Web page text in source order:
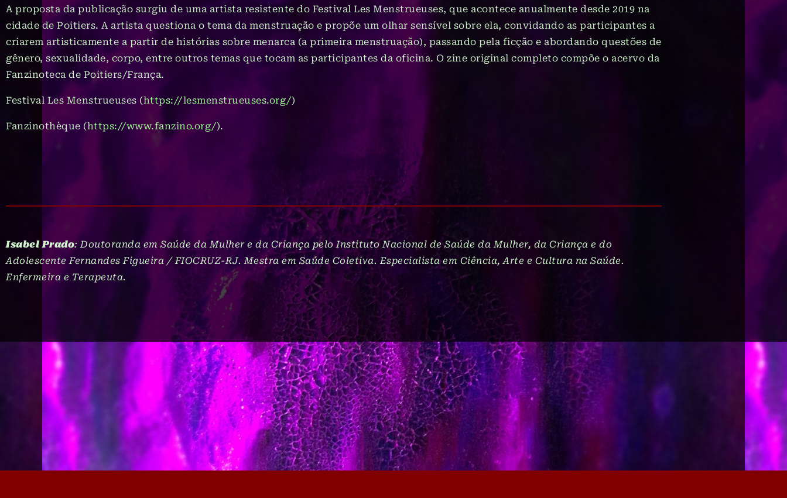
A proposta da publicação surgiu de uma artista resistente do Festival Les Menstrueuses, que acontece anualmente desde 2019 na
cidade de Poitiers. A artista questiona o tema da menstruação e propõe um olhar sensível sobre ela, convidando as participantes a
criarem artisticamente a partir de histórias sobre menarca (a primeira menstruação), passando pela ficção e abordando questões de
gênero, sexualidade, corpo, entre outros temas que tocam as participantes da oficina. O zine original completo compõe o acervo da
Fanzinoteca de Poitiers/França.
Festival Les Menstrueuses (https://lesmenstrueuses.org/)
Fanzinothèque (https://www.fanzino.org/).
Isabel Prado: Doutoranda em Saúde da Mulher e da Criança pelo Instituto Nacional de Saúde da Mulher, da Criança e do
Adolescente Fernandes Figueira / FIOCRUZ-RJ. Mestra em Saúde Coletiva. Especialista em Ciência, Arte e Cultura na Saúde.
Enfermeira e Terapeuta.